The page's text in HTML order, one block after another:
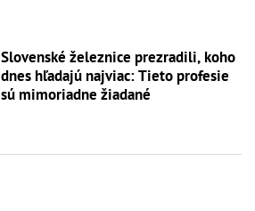
Slovenské železnice prezradili, koho
dnes hľadajú najviac: Tieto profesie
sú mimoriadne žiadané